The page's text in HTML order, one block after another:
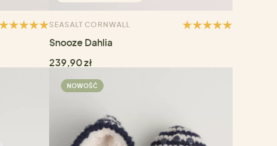
SEASALT CORNWALL
Snooze Dahlia
239,90 zł
NOWOŚĆ